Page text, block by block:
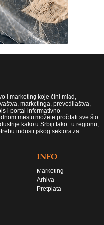
i marketing koje čini mlad,
marketinga, prevodilaštva,
i portal informativno-
mestu možete pročitati sve što
kako u Srbiji tako i u regionu,
industrijskog sektora za
INFO
Marketing
Arhiva
Pretplata